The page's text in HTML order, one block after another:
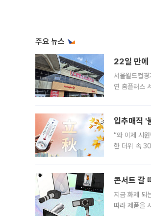
주요 뉴스
22일 만에
서울월드컵
연 홈플러스
입추매직 '
“와 이제 시
한 더위 속
콘서트 갈
지금 화제 되
따라 제품을